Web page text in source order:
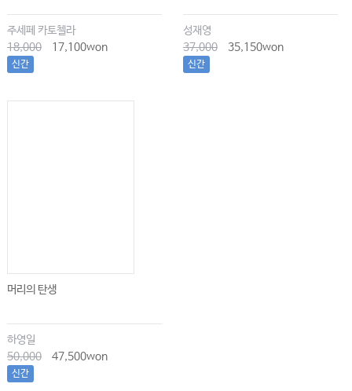
주세페 카토첼라
18,000
17,100won
신간
성재영
37,000
35,150won
신간
머리의 탄생
하영일
50,000
47,500won
신간